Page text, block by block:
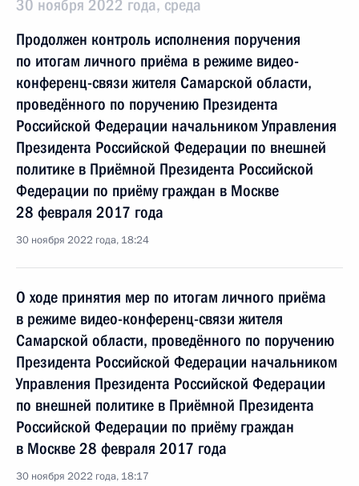
30 ноября 2022 года, среда
Продолжен контроль исполнения поручения
по итогам личного приёма в режиме видео-
конференц-связи жителя Самарской области,
проведённого по поручению Президента
Российской Федерации начальником Управления
Президента Российской Федерации по внешней
политике в Приёмной Президента Российской
Федерации по приёму граждан в Москве
28 февраля 2017 года
30 ноября 2022 года, 18:24
О ходе принятия мер по итогам личного приёма
в режиме видео-конференц-связи жителя
Самарской области, проведённого по поручению
Президента Российской Федерации начальником
Управления Президента Российской Федерации
по внешней политике в Приёмной Президента
Российской Федерации по приёму граждан
в Москве 28 февраля 2017 года
30 ноября 2022 года, 18:17